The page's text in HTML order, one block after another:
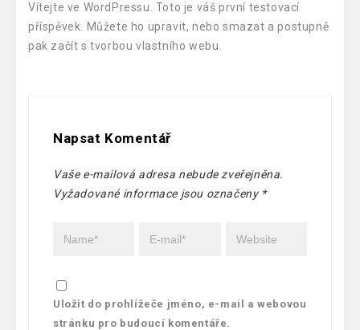
Vítejte ve WordPressu. Toto je váš první testovací
příspěvek. Můžete ho upravit, nebo smazat a postupně
pak začít s tvorbou vlastního webu.
Napsat Komentář
Vaše e-mailová adresa nebude zveřejněna.
Vyžadované informace jsou označeny *
Uložit do prohlížeče jméno, e-mail a webovou
stránku pro budoucí komentáře.